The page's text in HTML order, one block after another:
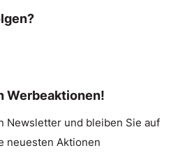
Werbeaktionen!
Newsletter und bleiben Sie auf
neuesten Aktionen